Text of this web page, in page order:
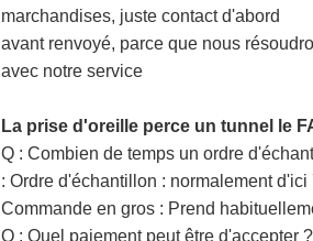
marchandises, juste contact d'abord
avant renvoyé, parce que nous
avec notre service
La prise d'oreille perce un tunnel le
Q : Combien de temps un ordre
: Ordre d'échantillon : normalement d'ici
Commande en gros : Prend
Q : Quel paiement peut être d'accepter ?